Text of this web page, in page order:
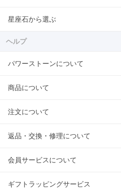
星座石から選ぶ
ヘルプ
パワーストーンについて
商品について
注文について
返品・交換・修理について
会員サービスについて
ギフトラッピングサービス